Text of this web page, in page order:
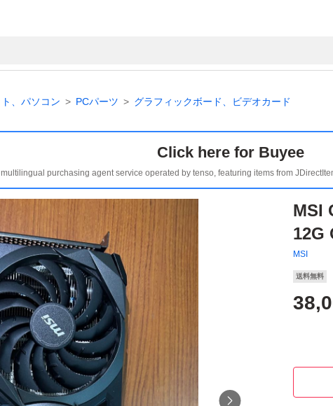
、パソコン PCパーツ グラフィックボード、ビデオカード
Click here for Buyee
multilingual purchasing agent service operated by tenso, featuring items from
MSI
12G
MSI
送料無料